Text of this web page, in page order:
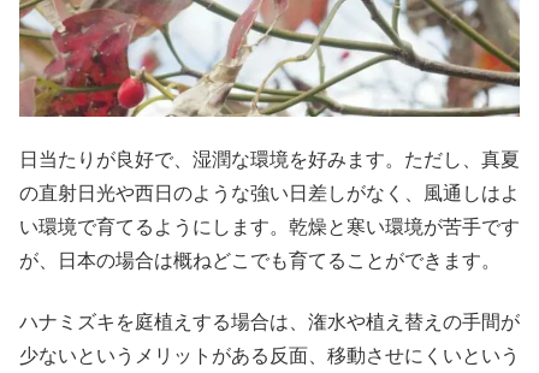
日当たりが良好で、湿潤な環境を好みます。ただし、真夏
の直射日光や西日のような強い日差しがなく、風通しはよ
い環境で育てるようにします。乾燥と寒い環境が苦手です
が、日本の場合は概ねどこでも育てることができます。
ハナミズキを庭植えする場合は、潅水や植え替えの手間が
少ないというメリットがある反面、移動させにくいという